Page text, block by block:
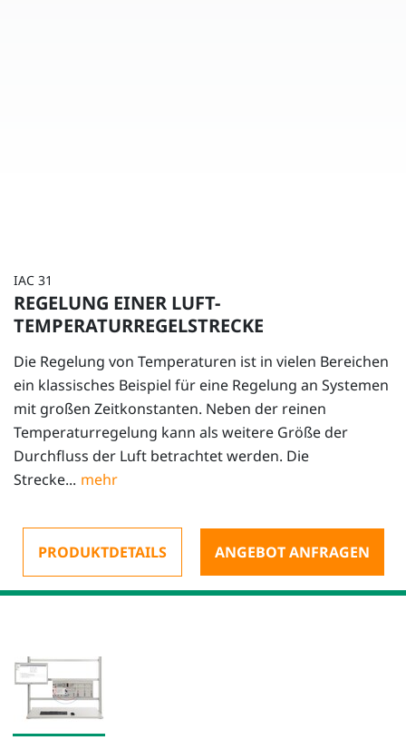
IAC 31
REGELUNG EINER LUFT-
TEMPERATURREGELSTRECKE
Die Regelung von Temperaturen ist in vielen Bereichen
ein klassisches Beispiel für eine Regelung an Systemen
mit großen Zeitkonstanten. Neben der reinen
Temperaturregelung kann als weitere Größe der
Durchfluss der Luft betrachtet werden. Die
Strecke...
PRODUKTDETAILS ANGEBOT ANFRAGEN